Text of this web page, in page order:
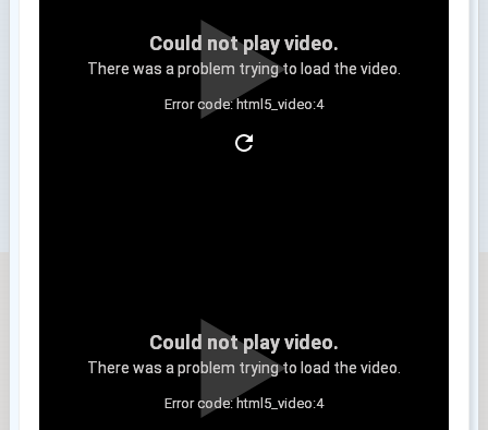
Could not play video.
There was a problem trying to load the video.
Error code: html5_video:4
Could not play video.
There was a problem trying to load the video.
Error code: html5_video:4